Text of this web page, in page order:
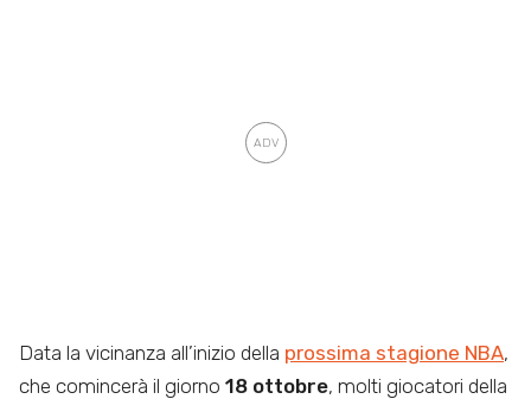
Data la vicinanza all’inizio della prossima stagione NBA,
che comincerà il giorno 18 ottobre, molti giocatori della